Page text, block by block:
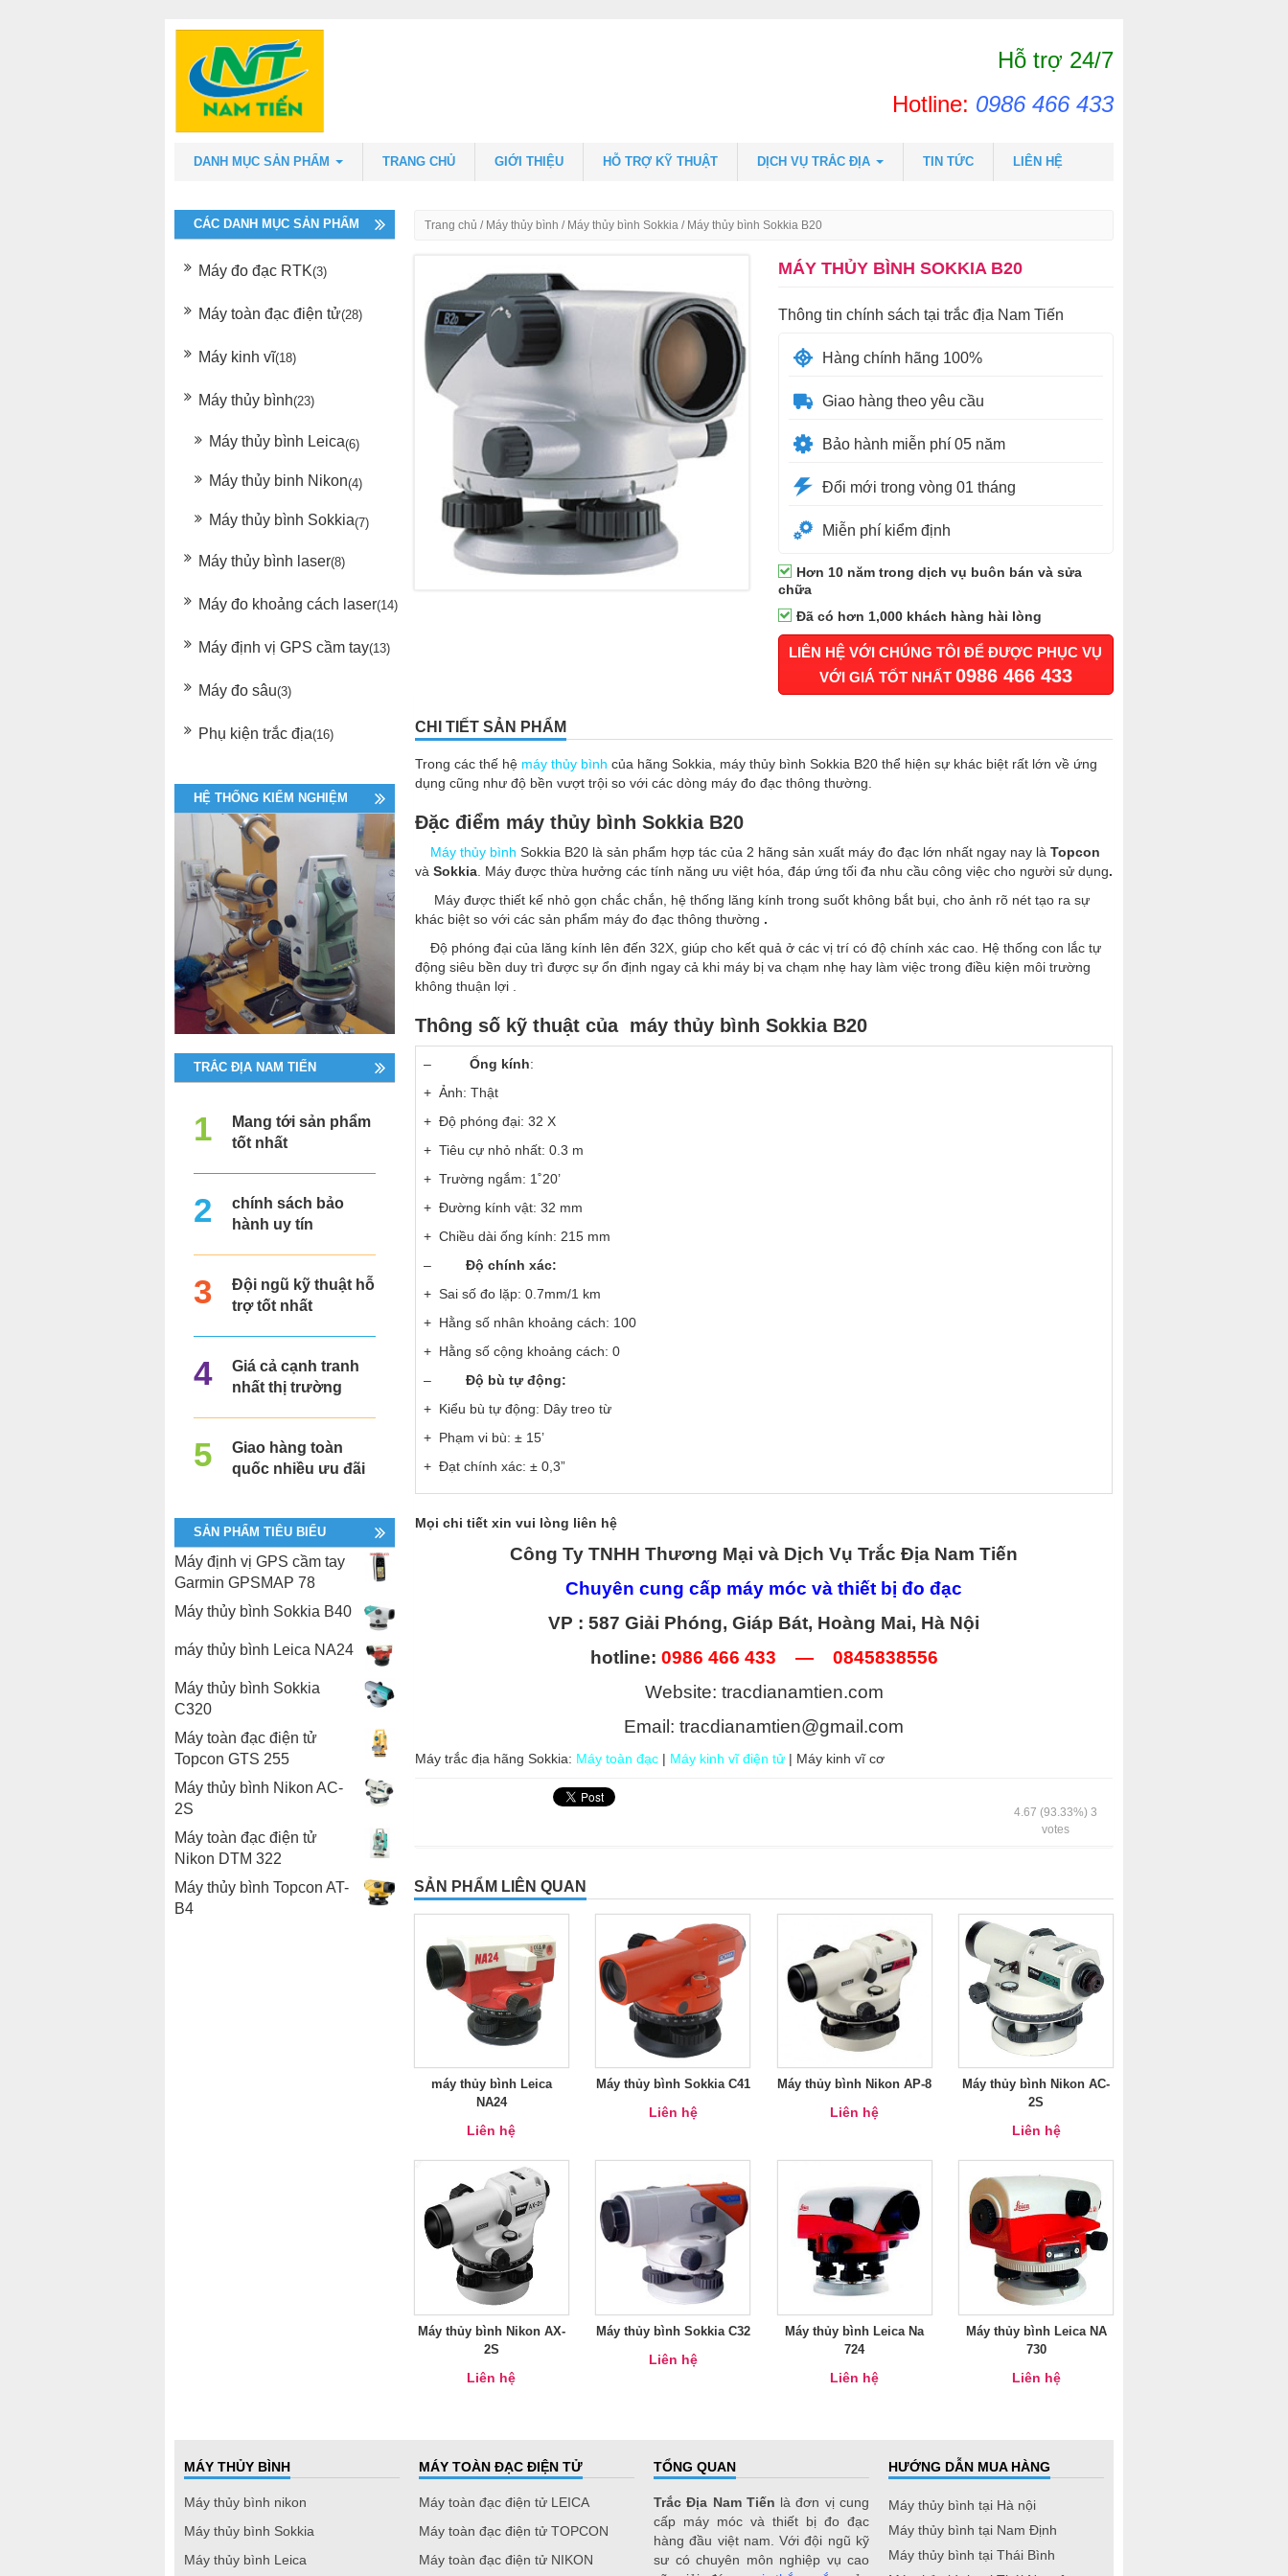
Hỗ trợ 24/7
Hotline: 0986 466 433
DANH MỤC SẢN PHẨM TRANG CHỦ GIỚI THIỆU HỖ TRỢ KỸ THUẬT DỊCH VỤ TRẮC ĐỊA TIN TỨC LIÊN HỆ
Trang chủ / Máy thủy bình / Máy thủy bình Sokkia / Máy thủy bình Sokkia B20
MÁY THỦY BÌNH SOKKIA B20
Thông tin chính sách tại trắc địa Nam Tiến
Hàng chính hãng 100%
Giao hàng theo yêu cầu
Bảo hành miễn phí 05 năm
Đổi mới trong vòng 01 tháng
Miễn phí kiểm định
Hơn 10 năm trong dịch vụ buôn bán và sửa
chữa
Đã có hơn 1,000 khách hàng hài lòng
LIÊN HỆ VỚI CHÚNG TÔI ĐỂ ĐƯỢC PHỤC VỤ
VỚI GIÁ TỐT NHẤT 0986 466 433
CHI TIẾT SẢN PHẨM
Trong các thế hệ máy thủy bình của hãng Sokkia, máy thủy bình Sokkia B20 thể hiện sự khác biệt rất lớn về ứng
dụng cũng như độ bền vượt trội so với các dòng máy đo đạc thông thường.
Đặc điểm máy thủy bình Sokkia B20
Máy thủy bình Sokkia B20 là sản phẩm hợp tác của 2 hãng sản xuất máy đo đạc lớn nhất ngay nay là Topcon
và Sokkia . Máy được thừa hưởng các tính năng ưu việt hóa, đáp ứng tối đa nhu cầu công việc cho người sử dụng.
Máy được thiết kế nhỏ gọn chắc chắn, hệ thống lăng kính trong suốt không bắt bụi, cho ảnh rõ nét tạo ra sự
khác biệt so với các sản phẩm máy đo đạc thông thường .
Độ phóng đại của lăng kính lên đến 32X, giúp cho kết quả ở các vị trí có độ chính xác cao. Hệ thống con lắc tự
động siêu bền duy trì được sự ổn định ngay cả khi máy bị va chạm nhẹ hay làm việc trong điều kiện môi trường
không thuận lợi .
Thông số kỹ thuật của máy thủy bình Sokkia B20
– Ống kính:
+ Ảnh: Thật
+ Độ phóng đại: 32 X
+ Tiêu cự nhỏ nhất: 0.3 m
+ Trường ngắm: 1˚20’
+ Đường kính vật: 32 mm
+ Chiều dài ống kính: 215 mm
–
Độ chính xác:
+ Sai số đo lặp: 0.7mm/1 km
+ Hằng số nhân khoảng cách: 100
+ Hằng số cộng khoảng cách: 0
– Độ bù tự động:
+ Kiểu bù tự động: Dây treo từ
+ Phạm vi bù: ± 15’
+ Đạt chính xác: ± 0,3”
Mọi chi tiết xin vui lòng liên hệ
Công Ty TNHH Thương Mại và Dịch Vụ Trắc Địa Nam Tiến
Chuyên cung cấp máy móc và thiết bị đo đạc
VP : 587 Giải Phóng, Giáp Bát, Hoàng Mai, Hà Nội
hotline: 0986 466 433 — 0845838556
Website: tracdianamtien.com
Email: tracdianamtien@gmail.com
Máy trắc địa hãng Sokkia: Máy toàn đạc | Máy kinh vĩ điện tử | Máy kinh vĩ cơ
4.67 (93.33%) 3
votes
SẢN PHẨM LIÊN QUAN
máy thủy bình Leica
NA24
Liên hệ
Máy thủy bình Sokkia C41
Liên hệ
Máy thủy bình Nikon AP-8
Liên hệ
Máy thủy bình Nikon AC-
2S
Liên hệ
Máy thủy bình Nikon AX-
2S
Liên hệ
Máy thủy bình Sokkia C32
Liên hệ
Máy thủy bình Leica Na
724
Liên hệ
Máy thủy bình Leica NA
730
Liên hệ
CÁC DANH MỤC SẢN PHẨM
Máy đo đạc RTK(3)
Máy toàn đạc điện tử(28)
Máy kinh vĩ(18)
Máy thủy bình(23)
Máy thủy bình Leica(6)
Máy thủy binh Nikon(4)
Máy thủy bình Sokkia(7)
Máy thủy bình laser(8)
Máy đo khoảng cách laser(14)
Máy định vị GPS cầm tay(13)
Máy đo sâu(3)
Phụ kiện trắc địa(16)
HỆ THỐNG KIỂM NGHIỆM
TRẮC ĐỊA NAM TIẾN
Mang tới sản phẩm
tốt nhất
chính sách bảo
hành uy tín
Đội ngũ kỹ thuật hỗ
trợ tốt nhất
Giá cả cạnh tranh
nhất thị trường
Giao hàng toàn
quốc nhiều ưu đãi
SẢN PHẨM TIÊU BIỂU
Máy định vị GPS cầm tay
Garmin GPSMAP 78
Máy thủy bình Sokkia B40
máy thủy bình Leica NA24
Máy thủy bình Sokkia
C320
Máy toàn đạc điện tử
Topcon GTS 255
Máy thủy bình Nikon AC-
2S
Máy toàn đạc điện tử
Nikon DTM 322
Máy thủy bình Topcon AT-
B4
MÁY THỦY BÌNH
Máy thủy bình nikon
Máy thủy bình Sokkia
Máy thủy bình Leica
MÁY TOÀN ĐẠC ĐIỆN TỬ
Máy toàn đạc điện tử LEICA
Máy toàn đạc điện tử TOPCON
Máy toàn đạc điện tử NIKON
TỔNG QUAN
Trắc Địa Nam Tiến là đơn vị cung
cấp máy móc và thiết bị đo đạc
hàng đầu việt nam. Với đội ngũ kỹ
sư có chuyên môn nghiệp vụ cao
HƯỚNG DẪN MUA HÀNG
Máy thủy bình tại Hà nội
Máy thủy bình tại Nam Định
Máy thủy bình tại Thái Bình